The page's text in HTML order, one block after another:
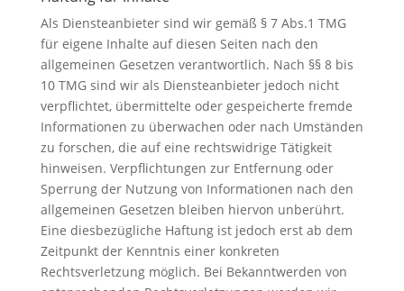
Als Diensteanbieter sind wir gemäß § 7 Abs.1 TMG
für eigene Inhalte auf diesen Seiten nach den
allgemeinen Gesetzen verantwortlich. Nach §§ 8 bis
10 TMG sind wir als Diensteanbieter jedoch nicht
verpflichtet, übermittelte oder gespeicherte fremde
Informationen zu überwachen oder nach Umständen
zu forschen, die auf eine rechtswidrige Tätigkeit
hinweisen. Verpflichtungen zur Entfernung oder
Sperrung der Nutzung von Informationen nach den
allgemeinen Gesetzen bleiben hiervon unberührt.
Eine diesbezügliche Haftung ist jedoch erst ab dem
Zeitpunkt der Kenntnis einer konkreten
Rechtsverletzung möglich. Bei Bekanntwerden von